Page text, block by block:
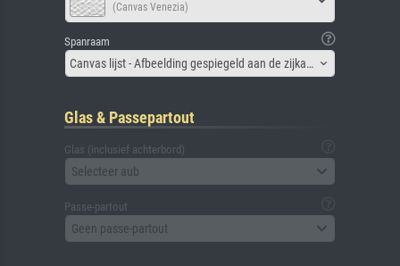
(Canvas Venezia)
Spanraam
Canvas lijst - Afbeelding gespiegeld aan de zijkant
Glas & Passepartout
Glas (inclusief achterbord)
Selecteer aub
Passe-partout
Geen passe-partout